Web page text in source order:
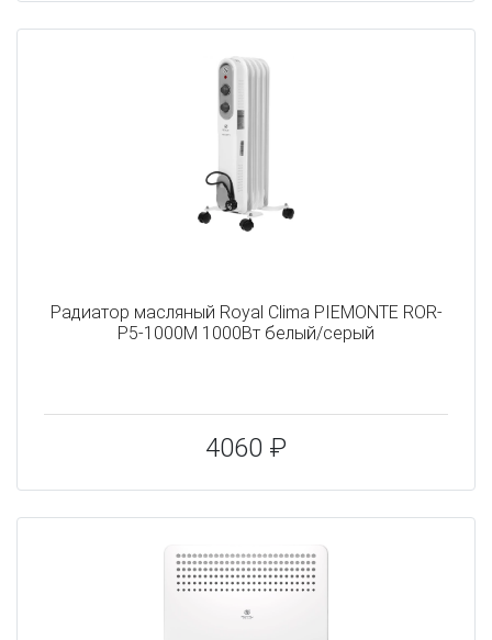
Радиатор масляный Royal Clima PIEMONTE ROR-
P5-1000M 1000Вт белый/серый
4060 ₽